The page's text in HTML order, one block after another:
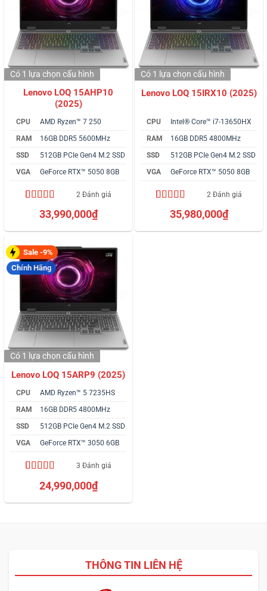
Lenovo LOQ 15AHP10
(2025)
CPU
AMD Ryzen™ 7 250
RAM
16GB DDR5 5600MHz
SSD
512GB PCIe Gen4 M.2 SSD
VGA
GeForce RTX™ 5050 8GB
5.00trên 5
dựa trên
2 Đánh giá
33,990,000₫
Có 1 lựa chọn cấu hình
Lenovo LOQ 15IRX10 (2025)
CPU
Intel® Core™ i7-13650HX
RAM
16GB DDR5 4800MHz
SSD
512GB PCIe Gen4 M.2 SSD
VGA
GeForce RTX™ 5050 8GB
4.50trên 5
dựa trên
2 Đánh giá
35,980,000₫
Có 1 lựa chọn cấu hình
Sale -9%
Chính Hãng
Lenovo LOQ 15ARP9 (2025)
CPU
AMD Ryzen™ 5 7235HS
RAM
16GB DDR5 4800MHz
SSD
512GB PCIe Gen4 M.2 SSD
VGA
GeForce RTX™ 3050 6GB
4.33trên 5
dựa trên
3 Đánh giá
24,990,000₫
Có 1 lựa chọn cấu hình
THÔNG TIN LIÊN HỆ